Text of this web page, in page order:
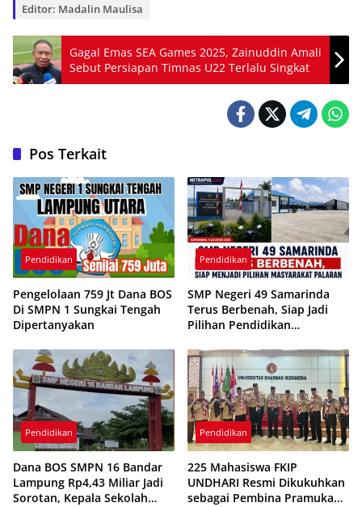
Editor: Madalin Maulisa
Gagal Emas SEA Games 2025, Zainuddin Amali
Sebut Persiapan Timnas U22 Terlalu Singkat
Pos Terkait
Pendidikan
Pengelolaan 759 Jt Dana BOS
Di SMPN 1 Sungkai Tengah
Dipertanyakan
Pendidikan
SMP Negeri 49 Samarinda
Terus Berbenah, Siap Jadi
Pilihan Pendidikan
Palaran
Pendidikan
Dana BOS SMPN 16 Bandar
Lampung Rp4,43 Miliar Jadi
Sorotan, Kepala Sekolah
Pendidikan
225 Mahasiswa FKIP
UNDHARI Resmi Dikukuhkan
sebagai Pembina Pramuka